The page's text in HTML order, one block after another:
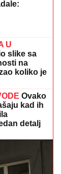
sa
rijalitija,